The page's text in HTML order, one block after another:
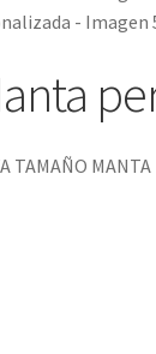
TAMAÑO MANTA